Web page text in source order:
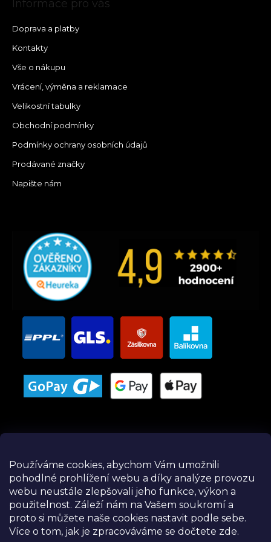
Používáme cookies, abychom Vám umožnili
pohodlné prohlížení webu a díky analýze provozu
webu neustále zlepšovali jeho funkce, výkon a
použitelnost. Záleží nám na Vašem soukromí a
proto si můžete naše cookies nastavit podle sebe.
Více o tom, jak je zpracováváme se dočtete zde.
Informace pro vás
Doprava a platby
Kontakty
Vše o nákupu
Vrácení, výměna a reklamace
Velikostní tabulky
Obchodní podmínky
Podmínky ochrany osobních údajů
Prodávané značky
Napište nám
Instagram